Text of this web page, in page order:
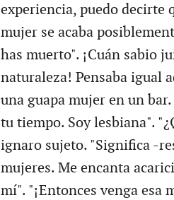
experiencia, puedo decirte
mujer se acaba
has muerto". ¡Cuán sabio
naturaleza! Pensaba igual
una guapa mujer en un
tu tiempo. Soy lesbiana".
ignaro sujeto. "Significa -
mujeres. Me encanta
mí". "¡Entonces venga esa